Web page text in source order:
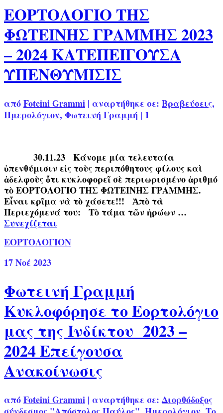
ΕΟΡΤΟΛΟΓΙΟ ΤΗΣ
ΦΩΤΕΙΝΗΣ ΓΡΑΜΜΗΣ 2023
– 2024 ΚΑΤΕΠΕΙΓΟΥΣΑ
ΥΠΕΝΘΥΜΙΣΙΣ
απόFoteini Grammi | αναρτήθηκε σε: Βραβεύσεις,
Ημερολόγιον, Φωτεινή Γραμμή | 1
30.11.23 Κάνομε μία τελευταία
ὑπενθύμισιν εἰς τοὺς περιπόθητους φίλους καὶ
ἀδελφοὺς ὅτι κυκλοφορεῖ σὲ περιωρισμένο ἀριθμό
τὸ ΕΟΡΤΟΛΟΓΙΟ ΤΗΣ ΦΩΤΕΙΝΗΣ ΓΡΑΜΜΗΣ.
Εἶναι κρῖμα νὰ τὸ χάσετε!!! Ἀπὸ τὰ
Περιεχόμενά του: Τὸ τάμα τῶν ἡρώων …
Συνεχίζεται
ΕΟΡΤΟΛΟΓΙΟΝ
17Νοέ 2023
Φωτεινή Γραμμή
Κυκλοφόρησε το Εορτολόγιο
μας της Ινδίκτου 2023 –
2024 Επείγουσα
Ανακοίνωσις
απόFoteini Grammi | αναρτήθηκε σε:Διορθόδοξος